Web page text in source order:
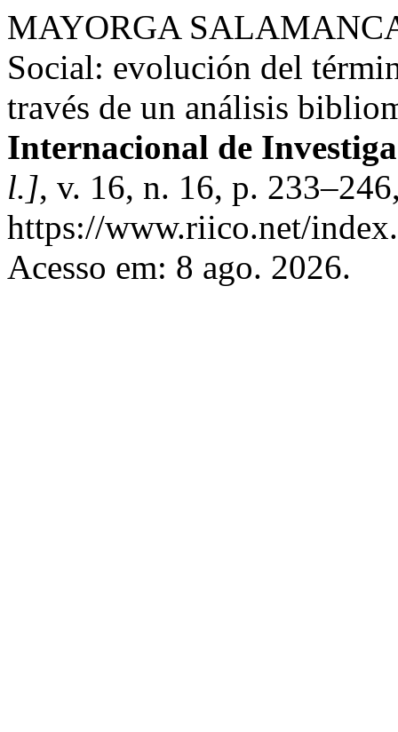
MAYORGA
Social: evolución del
través de un análisis
Internacional de
l.], v. 16, n. 16, p.
https://www.riico.net/
Acesso em: 8 ago. 2026.